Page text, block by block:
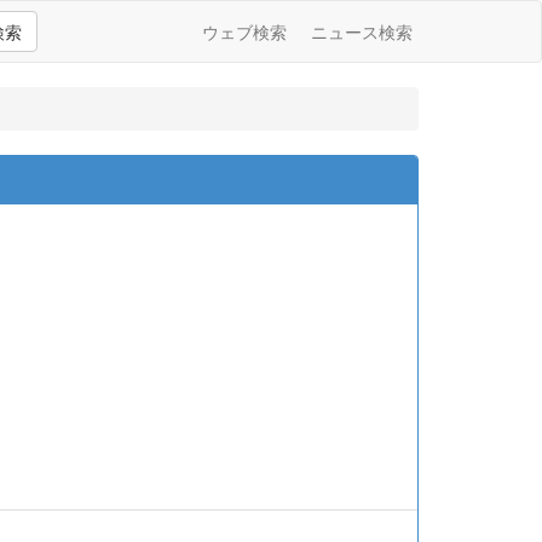
索 ウェブ検索 ニュース検索